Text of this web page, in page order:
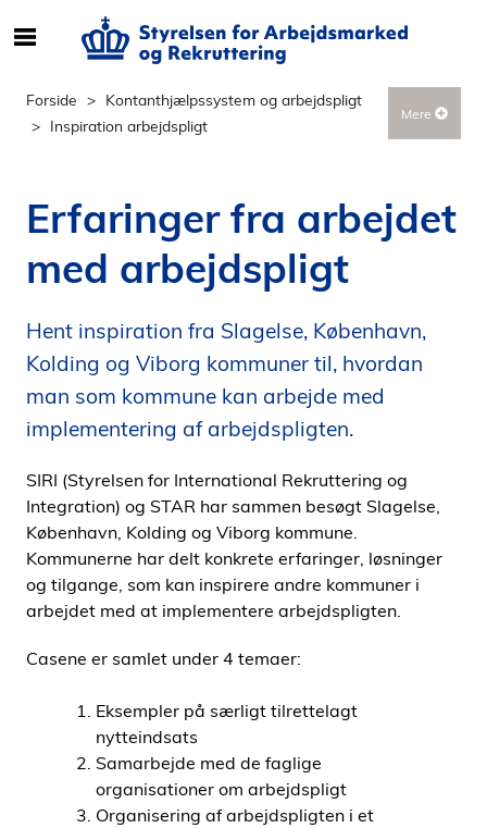
e
r
n
h
o
l
d
p
s
i
d
e
n
Forside
Kontanthjælpssystem og arbejdspligt
Inspiration arbejdspligt
Mere
Erfaringer fra arbejdet
med arbejdspligt
Hent inspiration fra Slagelse, København,
Kolding og Viborg kommuner til, hvordan
man som kommune kan arbejde med
implementering af arbejdspligten.
SIRI (Styrelsen for International Rekruttering og
Integration) og STAR har sammen besøgt Slagelse,
København, Kolding og Viborg kommune.
Kommunerne har delt konkrete erfaringer, løsninger
og tilgange, som kan inspirere andre kommuner i
arbejdet med at implementere arbejdspligten.
Casene er samlet under 4 temaer:
Eksempler på særligt tilrettelagt
nytteindsats
Samarbejde med de faglige
organisationer om arbejdspligt
Organisering af arbejdspligten i et